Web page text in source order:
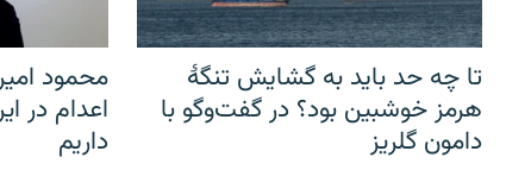
تا چه حد باید به گشایش تنگهٔ
هرمز خوشبین بود؟ در گفت‌وگو با
دامون گلریز
محمود
اعدام در
داریم